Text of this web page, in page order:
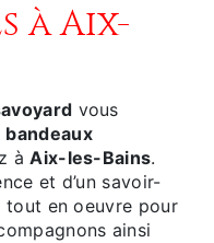
à Aix-
vous
bandeaux
àAix-les-Bains.
et d’un savoir-
en oeuvre pour
ainsi